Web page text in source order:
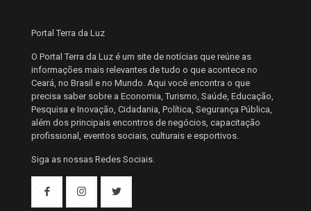
Portal Terra da Luz
O Portal Terra da Luz é um site de notícias que reúne as
informações mais relevantes de tudo o que acontece no
Ceará, no Brasil e no Mundo. Aqui você encontra o que
precisa saber sobre a Economia, Turismo, Saúde, Educação,
Pesquisa e Inovação, Cidadania, Política, Segurança Pública,
além dos principais encontros de negócios, capacitação
profissional, eventos sociais, culturais e esportivos.
Siga as nossas Redes Sociais.